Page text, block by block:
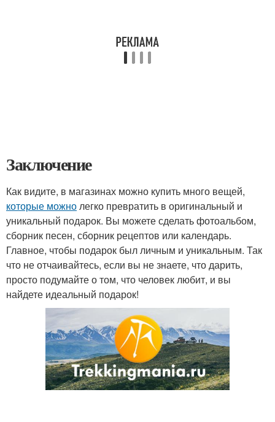
Заключение
Как видите, в магазинах можно купить много вещей,
которые можнолегко превратить в оригинальный и
уникальный подарок. Вы можете сделать фотоальбом,
сборник песен, сборник рецептов или календарь.
Главное, чтобы подарок был личным и уникальным. Так
что не отчаивайтесь, если вы не знаете, что дарить,
просто подумайте о том, что человек любит, и вы
найдете идеальный подарок!